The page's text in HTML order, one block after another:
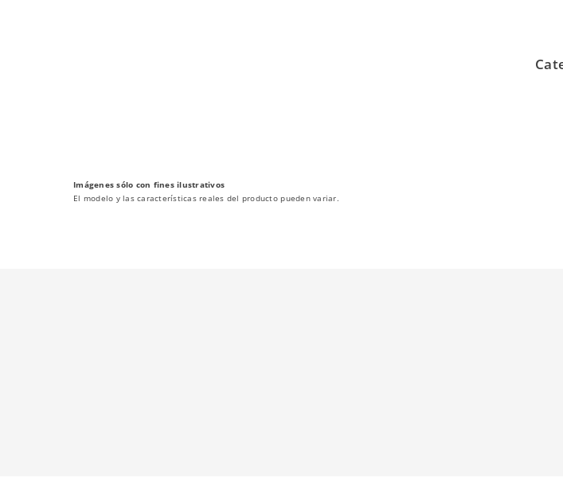
Imágenes sólo con fines ilustrativos
El modelo y las características reales del producto pueden variar.